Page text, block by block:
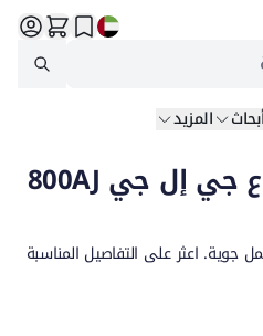
المزيد
مقارنة رافعات ذراع جي إل جي 800AJ
جوية. اعثر على التفاصيل المناسبة